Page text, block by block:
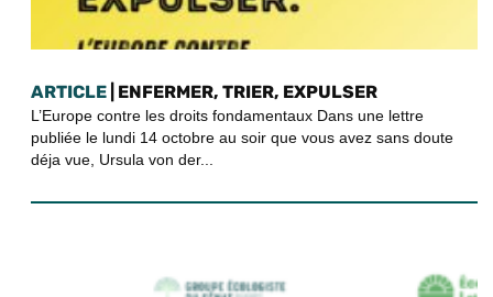
ARTICLE | ENFERMER, TRIER, EXPULSER
L’Europe contre les droits fondamentaux Dans une lettre
publiée le lundi 14 octobre au soir que vous avez sans doute
déja vue, Ursula von der...